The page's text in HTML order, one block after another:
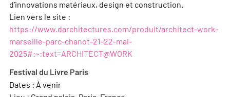
d’innovations matériaux, design et construction.
Lien vers le site :
https://www.darchitectures.com/produit/architect-work-
marseille-parc-chanot-21-22-mai-
2025#:~:text=ARCHITECT@WORK
Festival du Livre Paris
Dates : À venir